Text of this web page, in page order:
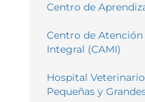
Centro de
Centro de Atención
Integral (CAMI)
Hospital
Pequeñas y